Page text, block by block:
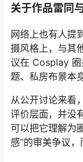
关于作品雷同
网络上也有人提
摄风格上，与其
议在 Cosplay 圈
题、私房布景本
从公开讨论来看
评价层面，并没
可以把它理解为
感”的审美争议，